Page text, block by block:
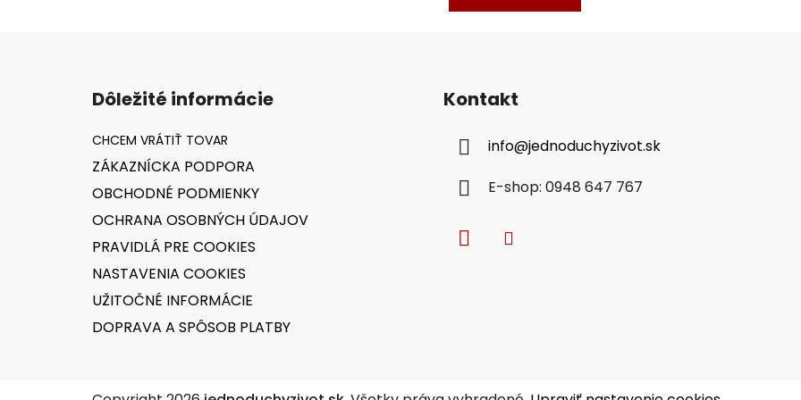
Dôležité informácie
ZÁKAZNÍCKA PODPORA
OBCHODNÉ PODMIENKY
OCHRANA OSOBNÝCH ÚDAJOV
PRAVIDLÁ PRE COOKIES
NASTAVENIA COOKIES
UŽITOČNÉ INFORMÁCIE
DOPRAVA A SPÔSOB PLATBY
Kontakt
info@jednoduchyzivot.sk
E-shop: 0948 647 767